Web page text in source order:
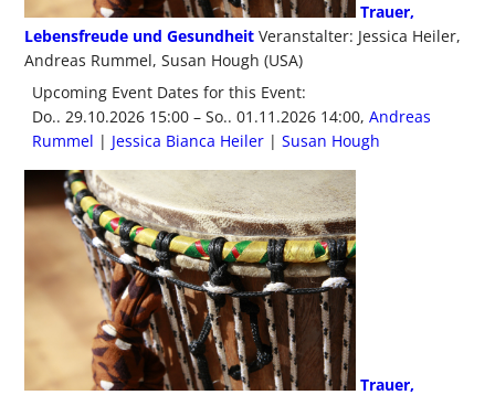
Trauer,
Lebensfreude und Gesundheit Veranstalter: Jessica Heiler,
Andreas Rummel, Susan Hough (USA)
Upcoming Event Dates for this Event:
Do.. 29.10.2026 15:00 – So.. 01.11.2026 14:00,Andreas
Rummel | Jessica Bianca Heiler |Susan Hough
Trauer,